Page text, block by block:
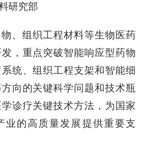
研究部
、组织工程材料等生物医药
，重点突破智能响应型药物
统、组织工程支架和智能细
向的关键科学问题和技术瓶
诊疗关键技术方法，为国家
业的高质量发展提供重要支